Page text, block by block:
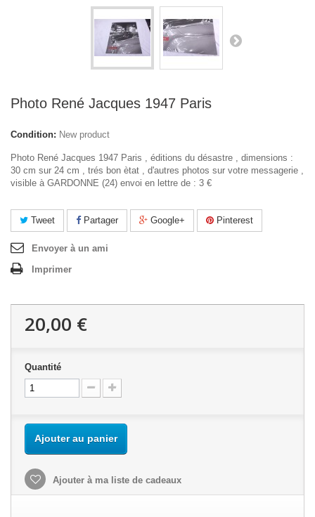
Photo René Jacques 1947 Paris
Condition: New product
Photo René Jacques 1947 Paris , éditions du désastre , dimensions :
30 cm sur 24 cm , trés bon ètat , d'autres photos sur votre messagerie ,
visible à GARDONNE (24) envoi en lettre de : 3 €
Tweet Partager Google+ Pinterest
Envoyer à un ami
Imprimer
20,00 €
Quantité
Ajouter au panier
Ajouter à ma liste de cadeaux